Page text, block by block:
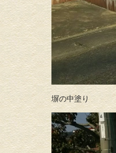
塀の中塗り